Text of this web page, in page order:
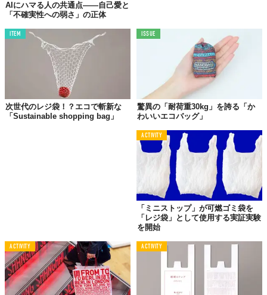
よりフランスでは「使い捨て」のプラスチック製レ
になりました。2015年にEU全体で決めら
2025年までに1人あたりの使い捨て
までに減らす義務があります。先程紹介した
イギリスに続きアイルランドなども有料制にしており、フランス
はさらに世界初となる「使い捨てプラスチック製品」の一部の販
売禁止を2020年1月から導入し、プラスチック製のストロー、コ
ップ、綿棒などが購入できなくなりました。 続きを読む＞＞＞
2018年8月
ニュージーランドでレジ袋「禁止」発表
AIにハマる人の共通点——自己愛と
「不確実性への弱さ」の正体
ITEM
次世代のレジ袋！？エコで斬新な
「Sustainable shopping bag」
ISSUE
驚異の「耐荷重30kg」を誇る「か
わいいエコバッグ」
ACTIVITY
「ミニストップ」が可燃ゴミ袋を
「レジ袋」として使用する実証実験
を開始
ACTIVITY ACTIVITY